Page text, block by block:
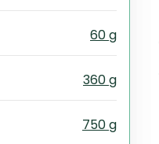
60 g
360 g
750 g